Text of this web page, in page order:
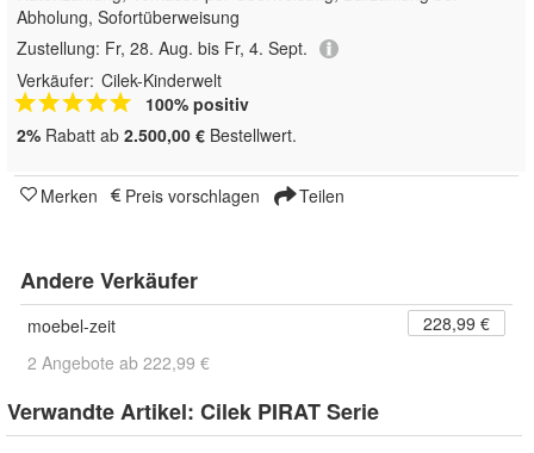
Abholung, Sofortüberweisung
Zustellung: Fr, 28. Aug. bis Fr, 4. Sept.
Verkäufer: Cilek-Kinderwelt
100% positiv
2% Rabatt ab 2.500,00 € Bestellwert.
Merken Preis vorschlagen Teilen
Andere Verkäufer
moebel-zeit
228,99 €
2 Angebote ab 222,99 €
Verwandte Artikel: Cilek PIRAT Serie